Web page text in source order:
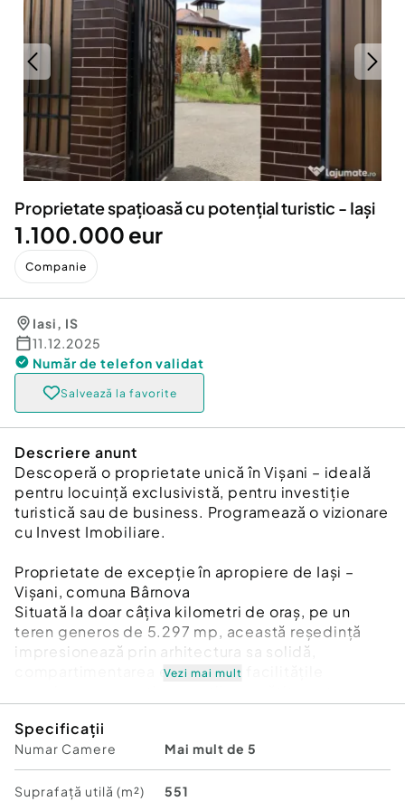
Servicii
Animale de companie
Afaceri și echipamente profesionale
Inchiriere Bunuri si Vehicule
Utilaje agricole si industriale
Piese auto si accesorii
Dacia Duster
Proprietate spațioasă cu potențial turistic - Iași
1.100.000 eur
Companie
Iasi, IS
11.12.2025
Număr de telefon validat
Salvează la favorite
Descriere anunt
Descoperă o proprietate unică în Vișani – ideală
pentru locuință exclusivistă, pentru investiție
turistică sau de business. Programează o vizionare
cu Invest Imobiliare.
Proprietate de excepție în apropiere de Iași –
Vișani, comuna Bârnova
Situată la doar câțiva kilometri de oraș, pe un
teren generos de 5.297 mp, această reședință
impresionează prin arhitectura sa solidă,
compartimentarea eficientă și facilitățile
Date esențiale
Suprafață construită: 780 mp
Suprafață utilă: 551 mp
Vezi mai mult
Specificații
Numar Camere Mai mult de 5
Suprafață utilă (m²) 551